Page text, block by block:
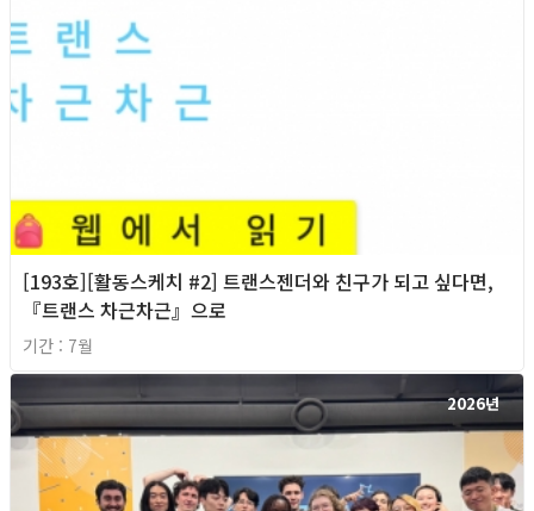
[193호][활동스케치 #2] 트랜스젠더와 친구가 되고 싶다면,
『트랜스 차근차근』으로
기간 : 7월
2026년